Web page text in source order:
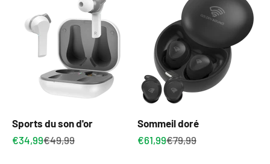
Sports du son d'or
Prix de vente
€34,99Prix normal
€49,99
Sommeil doré
Prix de vente
€61,99Prix normal
€79,99